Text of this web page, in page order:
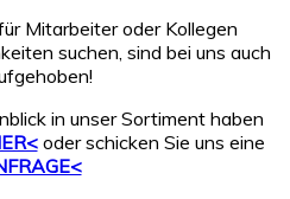
Mitarbeiter oder Kollegen
suchen, sind bei uns auch
in unser Sortiment haben
oder schicken Sie uns eine